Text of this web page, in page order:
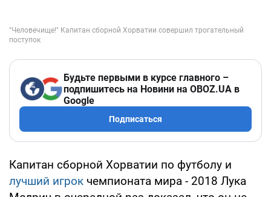
Будьте первыми в курсе главного –
подпишитесь на Новини на OBOZ.UA в
Google
Подписаться
Капитан сборной Хорватии по футболу и
лучший игрок чемпионата мира - 2018 Лука